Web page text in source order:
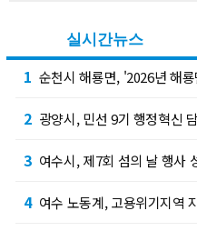
실시간뉴스
1 순천시 해룡면, '2026년 해
2 광양시, 민선 9기 행정혁신
3 여수시, 제7회 섬의 날 행사
4 여수 노동계, 고용위기지역